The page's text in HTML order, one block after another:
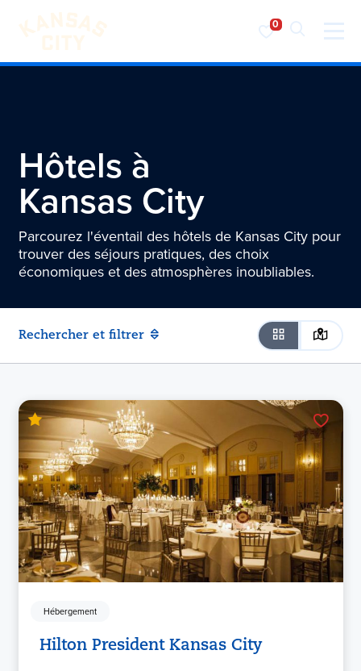
Visiter KC
Hôtels à
Kansas City
Parcourez l'éventail des hôtels de Kansas City pour
trouver des séjours pratiques, des choix
économiques et des atmosphères inoubliables.
Rechercher et filtrer
Hébergement
Hilton President Kansas City